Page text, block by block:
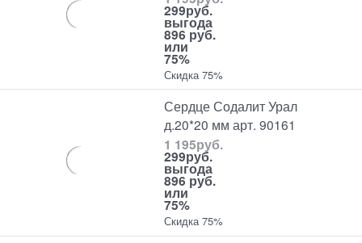
299руб.
выгода
896 руб.
или
75%
Скидка 75%
Сердце Содалит Урал
д.20*20 мм арт. 90161
1 195руб.
299руб.
выгода
896 руб.
или
75%
Скидка 75%